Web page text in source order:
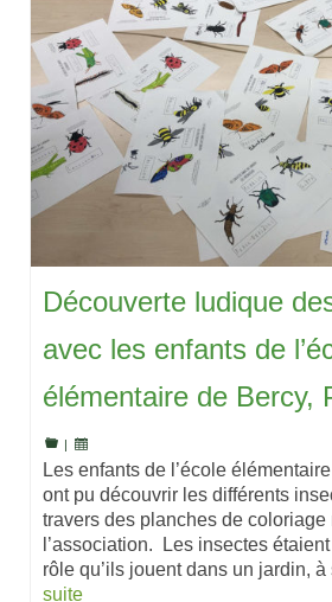
Découverte ludique
avec les enfants de
élémentaire de Bercy,
Les enfants de l’école
ont pu découvrir les différents
travers des planches de coloriage
l’association. Les insectes
rôle qu’ils jouent dans un jardin,
suite